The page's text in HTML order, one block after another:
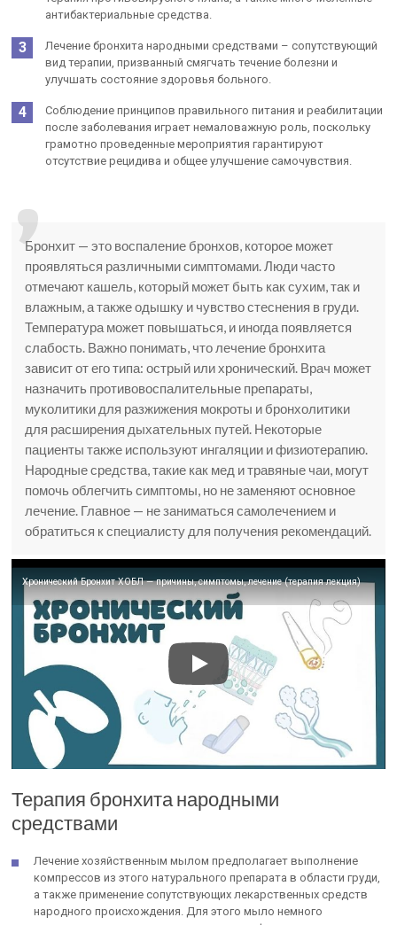
антибактериальные средства.
Лечение бронхита народными средствами – сопутствующий
вид терапии, призванный смягчать течение болезни и
улучшать состояние здоровья больного.
Соблюдение принципов правильного питания и реабилитации
после заболевания играет немаловажную роль, поскольку
грамотно проведенные мероприятия гарантируют
отсутствие рецидива и общее улучшение самочувствия.
Бронхит — это воспаление бронхов, которое может
проявляться различными симптомами. Люди часто
отмечают кашель, который может быть как сухим, так и
влажным, а также одышку и чувство стеснения в груди.
Температура может повышаться, и иногда появляется
слабость. Важно понимать, что лечение бронхита
зависит от его типа: острый или хронический. Врач может
назначить противовоспалительные препараты,
муколитики для разжижения мокроты и бронхолитики
для расширения дыхательных путей. Некоторые
пациенты также используют ингаляции и физиотерапию.
Народные средства, такие как мед и травяные чаи, могут
помочь облегчить симптомы, но не заменяют основное
лечение. Главное — не заниматься самолечением и
обратиться к специалисту для получения рекомендаций.
Хронический Бронхит ХОБЛ — причины, симптомы, лечение (терапия лекция)
Терапия бронхита народными
средствами
Лечение хозяйственным мылом предполагает выполнение
компрессов из этого натурального препарата в области груди,
а также применение сопутствующих лекарственных средств
народного происхождения. Для этого мыло немного